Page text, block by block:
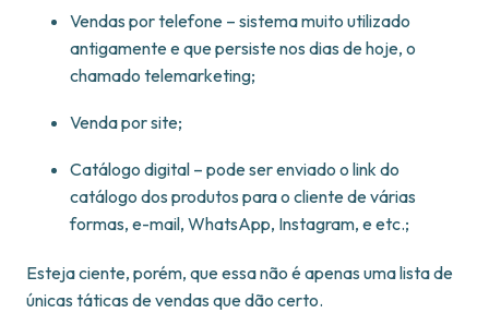
Vendas por telefone – sistema muito utilizado
antigamente e que persiste nos dias de hoje, o
chamado telemarketing;
Venda por site;
Catálogo digital – pode ser enviado o link do
catálogo dos produtos para o cliente de várias
formas, e-mail, WhatsApp, Instagram, e etc.;
Esteja ciente, porém, que essa não é apenas uma lista de
únicas táticas de vendas que dão certo.